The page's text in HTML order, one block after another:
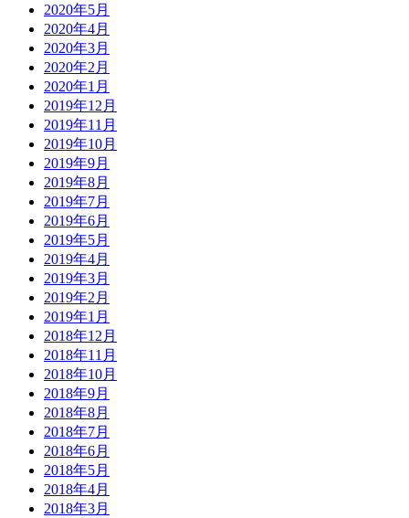
2020年5月
2020年4月
2020年3月
2020年2月
2020年1月
2019年12月
2019年11月
2019年10月
2019年9月
2019年8月
2019年7月
2019年6月
2019年5月
2019年4月
2019年3月
2019年2月
2019年1月
2018年12月
2018年11月
2018年10月
2018年9月
2018年8月
2018年7月
2018年6月
2018年5月
2018年4月
2018年3月